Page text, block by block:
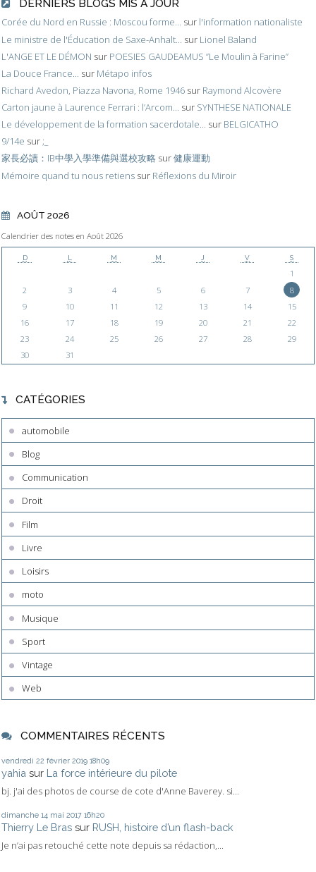
DERNIERS BLOGS MIS À JOUR
Corée du Nord en Russie : Moscou forme... sur l'information nationaliste
Le ministre de l'Éducation de Saxe-Anhalt... sur Lionel Baland
L'ANGE ET LE DÉMON sur POESIES GAUDEAMUS ”Le Moulin à Farine”
La Douce France... sur Métapo infos
Richard Avedon, Piazza Navona, Rome 1946 sur Raymond Alcovère
Carton jaune à Laurence Ferrari : l’Arcom... sur SYNTHESE NATIONALE
Le développement de la formation sacerdotale... sur BELGICATHO
9/14e sur ;_
家長必讀：IB中學入學準備與選校攻略 sur健康運動
Mémoire quand tu nous retiens sur Réflexions du Miroir
AOÛT 2026
Calendrier des notes en Août 2026
D L M M J V S
1
2
3 4 5 6 7
8
9
10 11 12 13 14
15
16
17 18 19 20 21
22
23
24 25 26 27 28
29
30
31
CATÉGORIES
automobile
Blog
Communication
Droit
Film
Livre
Loisirs
moto
Musique
Sport
Vintage
Web
COMMENTAIRES RÉCENTS
vendredi 22 février 2019 18h09
yahia sur La force intérieure du pilote
bj. j'ai des photos de course de cote d'Anne Baverey. si...
dimanche 14 mai 2017 16h20
Thierry Le Bras sur RUSH, histoire d’un flash-back
Je n’ai pas retouché cette note depuis sa rédaction,...